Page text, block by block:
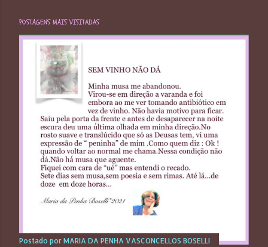
POSTAGENS MAIS VISITADAS
Postado por MARIA DA PENHA VASCONCELLOS BOSELLI